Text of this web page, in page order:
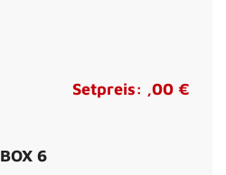
Setpreis: ,00 €
BOX 6